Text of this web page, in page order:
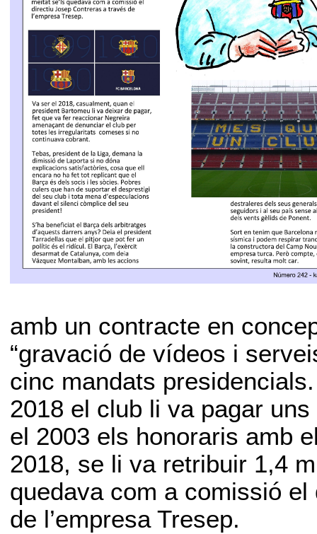
amb un contracte en
“gravació de vídeos i
cinc mandats
2018 el club li va pagar
el 2003 els honoraris amb
2018, se li va retribuir 1,4
quedava com a comissió
de l’empresa Tresep.